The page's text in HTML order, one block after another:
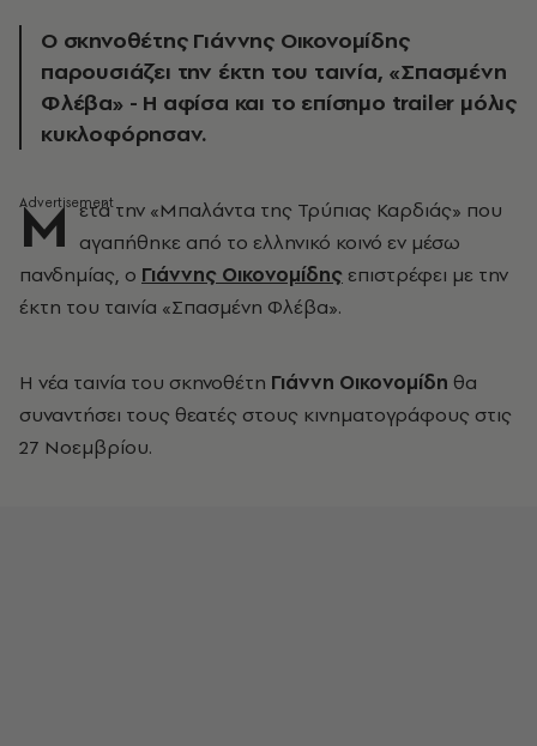
Ο σκηνοθέτης Γιάννης Οικονομίδης
παρουσιάζει την έκτη του ταινία, «Σπασμένη
Φλέβα» - Η αφίσα και το επίσημο trailer μόλις
κυκλοφόρησαν.
Μ ετά την «Μπαλάντα της Τρύπιας Καρδιάς» που
αγαπήθηκε από το ελληνικό κοινό εν μέσω
πανδημίας, ο Γιάννης Οικονομίδης επιστρέφει με την
έκτη του ταινία «Σπασμένη Φλέβα».
Η νέα ταινία του σκηνοθέτη Γιάννη Οικονομίδη θα
συναντήσει τους θεατές στους κινηματογράφους στις
27 Νοεμβρίου.